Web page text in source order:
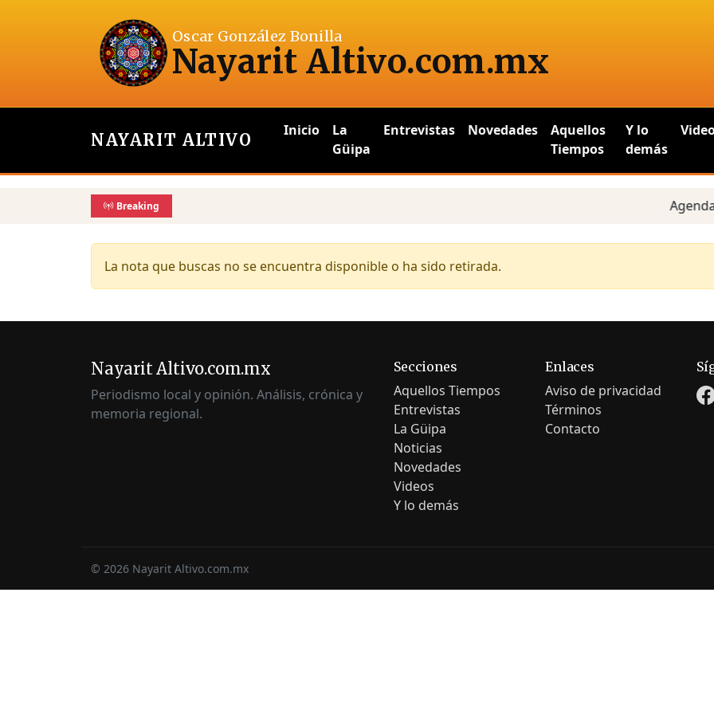
Oscar González Bonilla
Nayarit Altivo.com.mx
NAYARIT ALTIVO Inicio
La
Güipa
Entrevistas Novedades
Aquellos
Tiempos
Y lo
demás
Breaking
La nota que buscas no se encuentra disponible o ha sido retirada.
Nayarit Altivo.com.mx
Periodismo local y opinión. Análisis, crónica y
memoria regional.
Secciones
Aquellos Tiempos
Entrevistas
La Güipa
Noticias
Novedades
Videos
Y lo demás
Enlaces
Aviso de privacidad
Términos
Contacto
© 2026 Nayarit Altivo.com.mx